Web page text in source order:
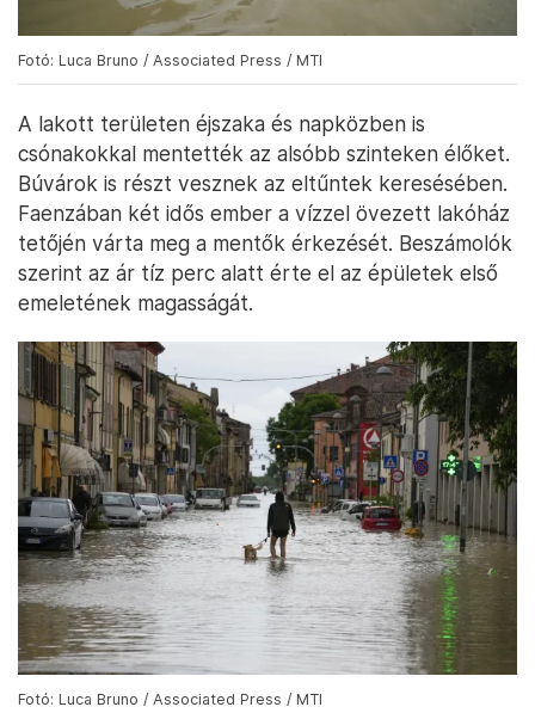
Fotó: Luca Bruno / Associated Press / MTI
A lakott területen éjszaka és napközben is
csónakokkal mentették az alsóbb szinteken élőket.
Búvárok is részt vesznek az eltűntek keresésében.
Faenzában két idős ember a vízzel övezett lakóház
tetőjén várta meg a mentők érkezését. Beszámolók
szerint az ár tíz perc alatt érte el az épületek első
emeletének magasságát.
Fotó: Luca Bruno / Associated Press / MTI